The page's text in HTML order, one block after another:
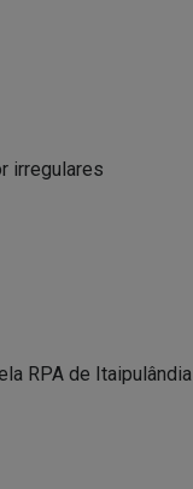
irregulares
RPA de Itaipulândia